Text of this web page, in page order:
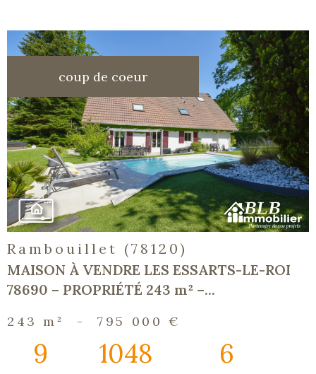
coup de coeur
voir le
bien
Rambouillet (78120)
MAISON À VENDRE LES ESSARTS-LE-ROI
78690 – PROPRIÉTÉ 243 m² –...
243 m² - 795 000 €
9 1048 6